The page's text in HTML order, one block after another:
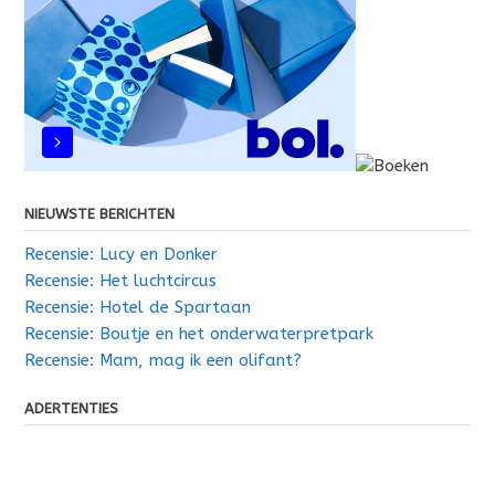
NIEUWSTE BERICHTEN
Recensie: Lucy en Donker
Recensie: Het luchtcircus
Recensie: Hotel de Spartaan
Recensie: Boutje en het onderwaterpretpark
Recensie: Mam, mag ik een olifant?
ADERTENTIES